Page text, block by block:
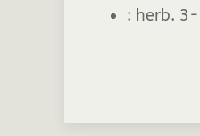
: herb.